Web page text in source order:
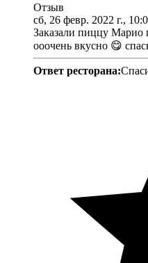
Отзыв
сб, 26 февр. 2022 г.,
Заказали пиццу
ооочень вкусно 😋
Ответ ресторана: